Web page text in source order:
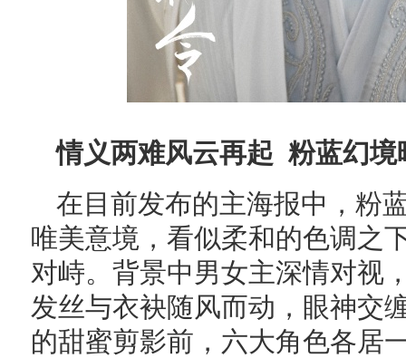
情义两难风云再起 粉蓝幻境
在目前发布的主海报中，粉
唯美意境，看似柔和的色调之
对峙。背景中男女主深情对视
发丝与衣袂随风而动，眼神交
的甜蜜剪影前，六大角色各居